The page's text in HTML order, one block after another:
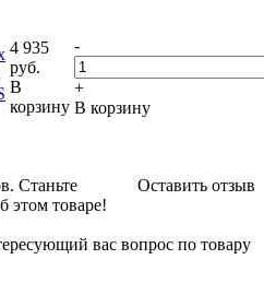
4 935
руб.
В
корзину
-
+
В корзину
Оставить отзыв
Станьте
этом товаре!
вас вопрос по товару